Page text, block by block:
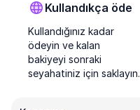
Kullandıkça öde
Kullandığınız kadar
ödeyin ve kalan
bakiyeyi sonraki
seyahatiniz için saklayın.